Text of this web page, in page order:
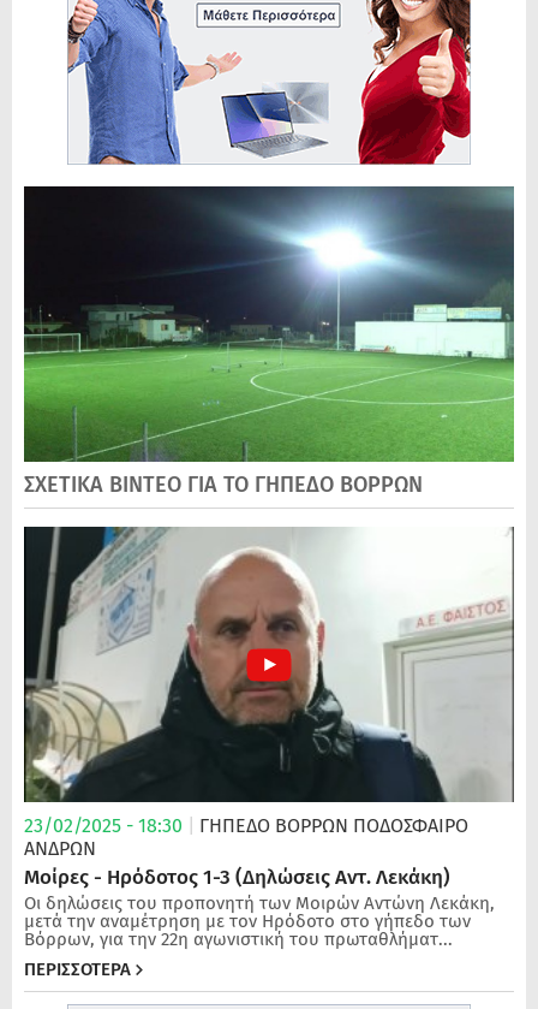
ΣΧΕΤΙΚΑ ΒΙΝΤΕΟ ΓΙΑ ΤΟ ΓΗΠΕΔΟ ΒΟΡΡΩΝ
23/02/2025 - 18:30 ΓΗΠΕΔΟ ΒΟΡΡΩΝ ΠΟΔΌΣΦΑΙΡΟ
ΑΝΔΡΏΝ
Μοίρες - Ηρόδοτος 1-3 (Δηλώσεις Αντ. Λεκάκη)
Οι δηλώσεις του προπονητή των Μοιρών Αντώνη Λεκάκη,
μετά την αναμέτρηση με τον Ηρόδοτο στο γήπεδο των
Βόρρων, για την 22η αγωνιστική του πρωταθλήματ...
ΠΕΡΙΣΣΟΤΕΡΑ